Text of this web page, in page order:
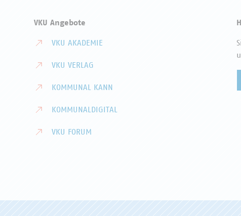
VKU Angebote
VKU AKADEMIE
VKU VERLAG
KOMMUNAL KANN
KOMMUNALDIGITAL
VKU FORUM